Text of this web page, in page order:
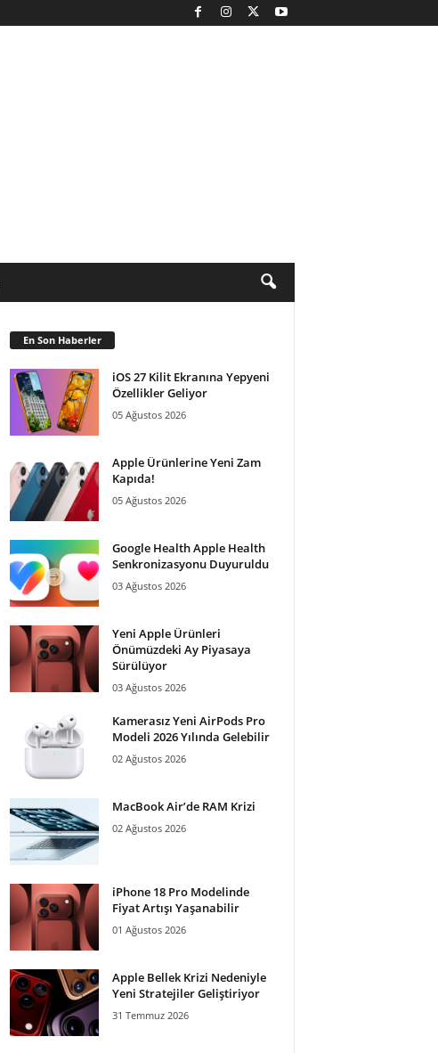
En Son Haberler
iOS 27 Kilit Ekranına Yepyeni
Özellikler Geliyor
05 Ağustos 2026
Apple Ürünlerine Yeni Zam
Kapıda!
05 Ağustos 2026
Google Health Apple Health
Senkronizasyonu Duyuruldu
03 Ağustos 2026
Yeni Apple Ürünleri
Önümüzdeki Ay Piyasaya
Sürülüyor
03 Ağustos 2026
Kamerasız Yeni AirPods Pro
Modeli 2026 Yılında Gelebilir
02 Ağustos 2026
MacBook Air’de RAM Krizi
02 Ağustos 2026
iPhone 18 Pro Modelinde
Fiyat Artışı Yaşanabilir
01 Ağustos 2026
Apple Bellek Krizi Nedeniyle
Yeni Stratejiler Geliştiriyor
31 Temmuz 2026